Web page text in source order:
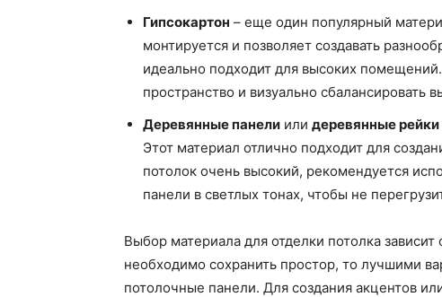
Гипсокартон – еще один популярный
монтируется и позволяет создавать
идеально подходит для высоких
пространство и визуально сбалансировать
Деревянные панели или деревянные рейки
Этот материал отлично подходит для
потолок очень высокий, рекомендуется
панели в светлых тонах, чтобы не
Выбор материала для отделки потолка
необходимо сохранить простор, то лучшими
потолочные панели. Для создания акцентов